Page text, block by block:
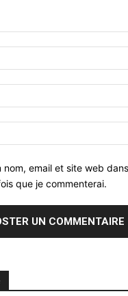
nom, email et site web
que je commenterai.